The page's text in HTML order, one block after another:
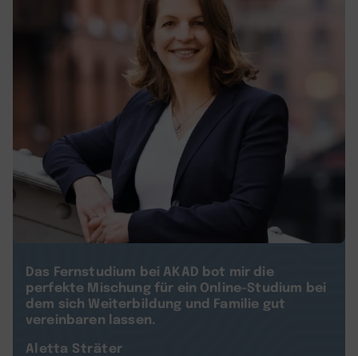
Das Fernstudium bei AKAD bot mir die
perfekte Mischung für ein Online-Studium bei
dem sich Weiterbildung und Familie gut
vereinbaren lassen.
Aletta Sträter